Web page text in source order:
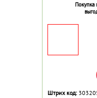
Покупка
Штрих код: